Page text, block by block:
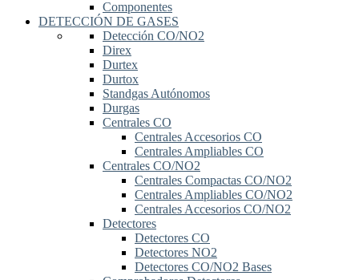
Componentes
DETECCIÓN DE GASES
Detección CO/NO2
Direx
Durtex
Durtox
Standgas Autónomos
Durgas
Centrales CO
Centrales Accesorios CO
Centrales Ampliables CO
Centrales CO/NO2
Centrales Compactas CO/NO2
Centrales Ampliables CO/NO2
Centrales Accesorios CO/NO2
Detectores
Detectores CO
Detectores NO2
Detectores CO/NO2 Bases